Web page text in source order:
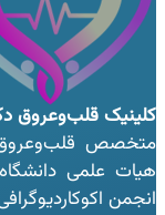
کلینیک قلب‌وعروق
متخصص قلب‌وعروق،
هیات علمی
انجمن